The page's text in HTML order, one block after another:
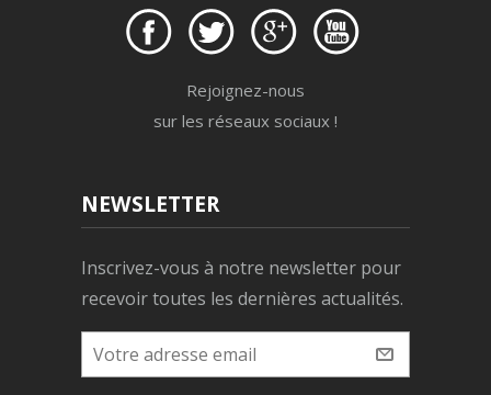
Rejoignez-nous
sur les réseaux sociaux !
NEWSLETTER
Inscrivez-vous à notre newsletter pour
recevoir toutes les dernières actualités.